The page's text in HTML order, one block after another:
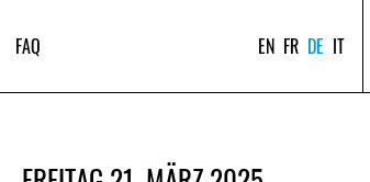
FAQ EN FR DE IT